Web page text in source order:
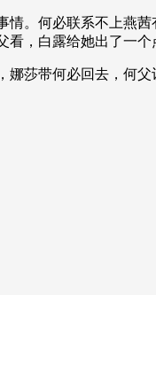
。何必联系不上燕
，白露给她出了一
莎带何必回去，何